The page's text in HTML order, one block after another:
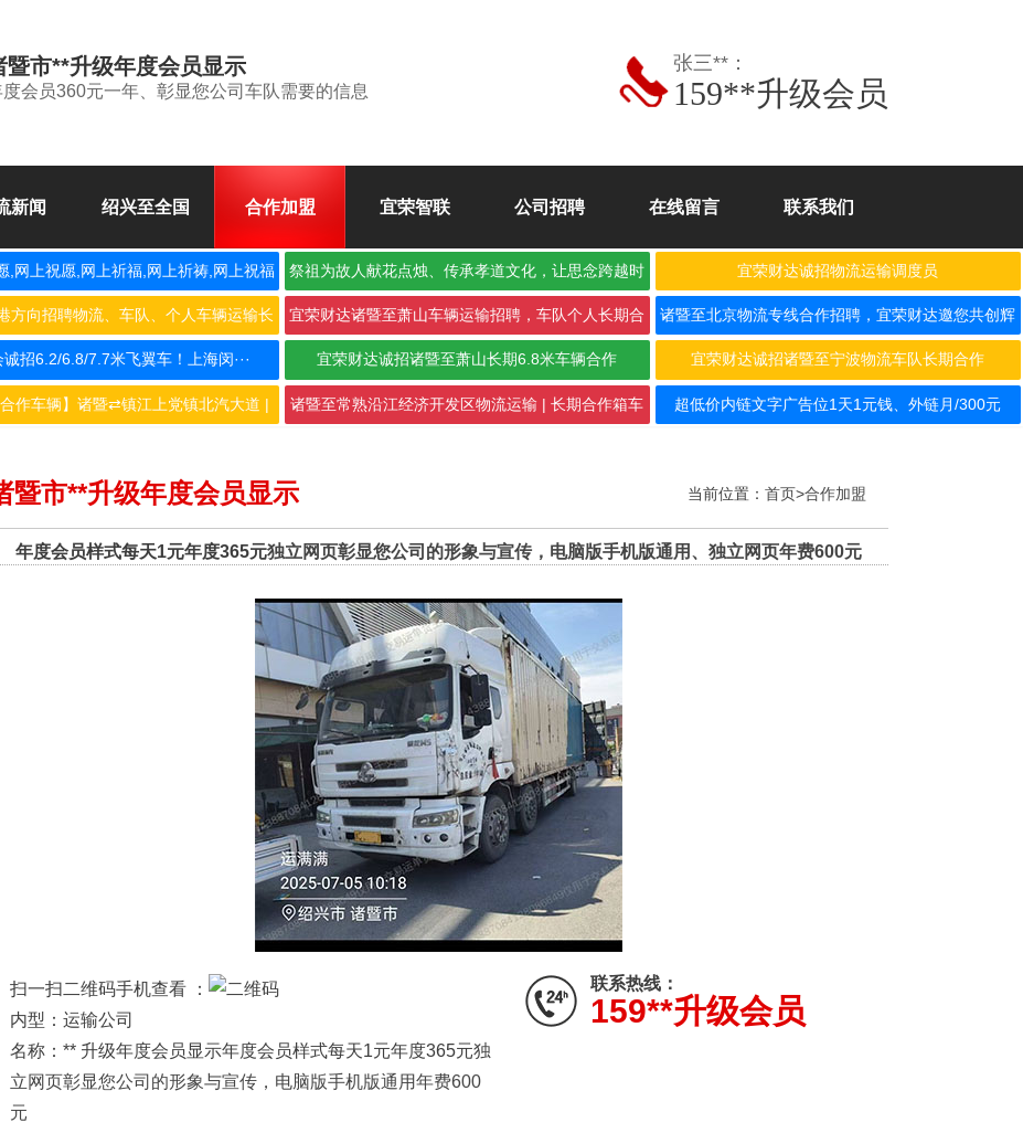
暨市**升级年度会员显示
度会员360元一年、彰显您公司车队需要的信息
张三**：
159**升级会员
新闻 绍兴至全国 合作加盟 宜荣智联 公司招聘 在线留言 联系我们
,网上祝愿,网上祈福,网上祈祷,网上祝福 祭祖为故人献花点烛、传承孝道文化，让思念跨越时
空
宜荣财达诚招物流运输调度员
方向招聘物流、车队、个人车辆运输长
期合···
宜荣财达诸暨至萧山车辆运输招聘，车队个人长期合
作，···
诸暨至北京物流专线合作招聘，宜荣财达邀您共创辉
煌！
招6.2/6.8/7.7米飞翼车！上海闵··· 宜荣财达诚招诸暨至萧山长期6.8米车辆合作 宜荣财达诚招诸暨至宁波物流车队长期合作
合作车辆】诸暨⇄镇江上党镇北汽大道 | 诸暨至常熟沿江经济开发区物流运输 | 长期合作箱车 超低价内链文字广告位1天1元钱、外链月/300元
暨市**升级年度会员显示 当前位置： 首页>合作加盟
年度会员样式每天1元年度365元独立网页彰显您公司的形象与宣传，电脑版手机版通用、独立网页年费600元
联系热线：
159**升级会员
扫一扫二维码手机查看 ：
内型：运输公司
名称：** 升级年度会员显示年度会员样式每天1元年度365元独
立网页彰显您公司的形象与宣传，电脑版手机版通用年费600
元